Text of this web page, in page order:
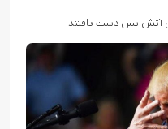
آتش بس دست یافتند.